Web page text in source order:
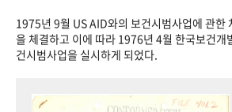
1975년 9월 US AID와의 보건시범사업에 관
을 체결하고 이에 따라 1976년 4월 한국보건개
건시범사업을 실시하게 되었다.